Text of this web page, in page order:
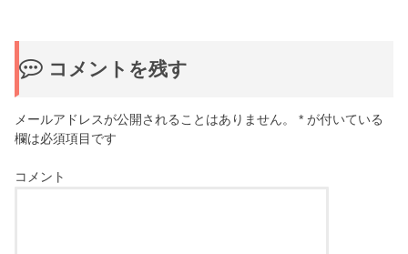
コメントを残す
メールアドレスが公開されることはありません。 * が付いている
欄は必須項目です
コメント